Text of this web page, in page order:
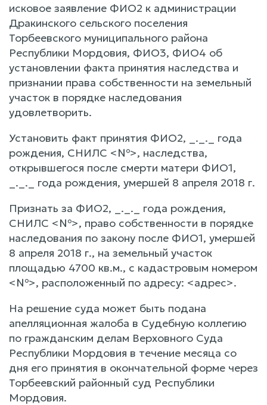
исковое заявление ФИО2 к администрации
Дракинского сельского поселения
Торбеевского муниципального района
Республики Мордовия, ФИО3, ФИО4 об
установлении факта принятия наследства и
признании права собственности на земельный
участок в порядке наследования
удовлетворить.
Установить факт принятия ФИО2, _._._ года
рождения, СНИЛС <№>, наследства,
открывшегося после смерти матери ФИО1,
_._._ года рождения, умершей 8 апреля 2018 г.
Признать за ФИО2, _._._ года рождения,
СНИЛС <№>, право собственности в порядке
наследования по закону после ФИО1, умершей
8 апреля 2018 г., на земельный участок
площадью 4700 кв.м., с кадастровым номером
<№>, расположенный по адресу: <адрес>.
На решение суда может быть подана
апелляционная жалоба в Судебную коллегию
по гражданским делам Верховного Суда
Республики Мордовия в течение месяца со
дня его принятия в окончательной форме через
Торбеевский районный суд Республики
Мордовия.